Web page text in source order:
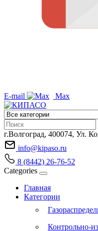
E-mail Max
г.Волгоград, 400074, Ул.
info@kipaso.ru
8 (8442) 26-76-52
Categories
Главная
Категории
Контрольно-